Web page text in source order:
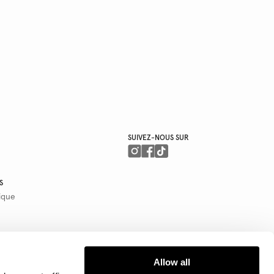
Allow all
SUIVEZ-NOUS SUR